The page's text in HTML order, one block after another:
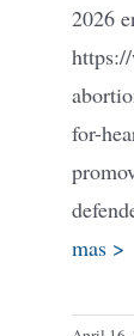
2026
for-
mas >